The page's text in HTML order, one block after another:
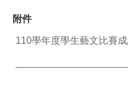
附件
110學年度學生藝文比賽